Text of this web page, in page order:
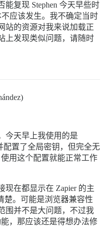
复现 Stephen 今天早些时
应该发生。我不确定当时
站的资源对我来说加载正
上发现类似问题，请随时
今天早上我使用的是
配置了全局密钥，但完全无
用这个配置就能正常工作
现在都显示在 Zapier 的主
。可能是浏览器兼容性
围并不是大问题，不过我
，那应该还是得想办法修